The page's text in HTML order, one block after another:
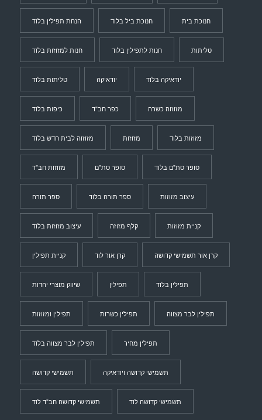
הנחת תפילין בלוד חנוכת ביל בלוד חנוכת בית
חנות למזוזות בלוד חנות לתפילין בלוד טליתות
טליתות בלוד יודאיקה יודאיקה בלוד
כיפות בלוד כפר חב"ד מזוזוה כשרה
מזוזוה לבית חדש בלוד מזוזות מזוזות בלוד
מזוזות חב"ד סופר סת"ם סופר סת"ם בלוד
ספר תורה ספר תורה בלוד עיצוב מזוזות
עיצוב מזוזות בלוד קלף מזוזה קניית מזוזות
קניית תפילין קרן אור לוד קרן אור תשמישי קדושה
שיווק מוצרי יהדות תפילין תפילין בלוד
תפילין ומזוזות תפילין כשרות תפילין לבר מצווה
תפילין לבר מצווה בלוד תפילין מחיר
תשמישי קדושה תשמישי קדושה ויודאיקה
תשמישי קדושה חב"ד לוד תשמישי קדושה לוד